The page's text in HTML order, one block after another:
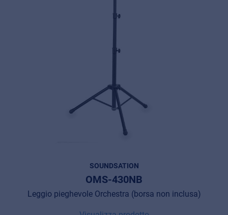
SOUNDSATION
OMS-430NB
Leggio pieghevole Orchestra (borsa non inclusa)